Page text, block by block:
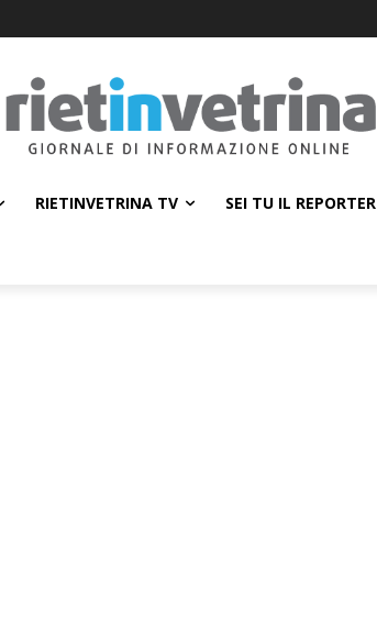
RIETINVETRINA TV SEI TU IL REPORTER